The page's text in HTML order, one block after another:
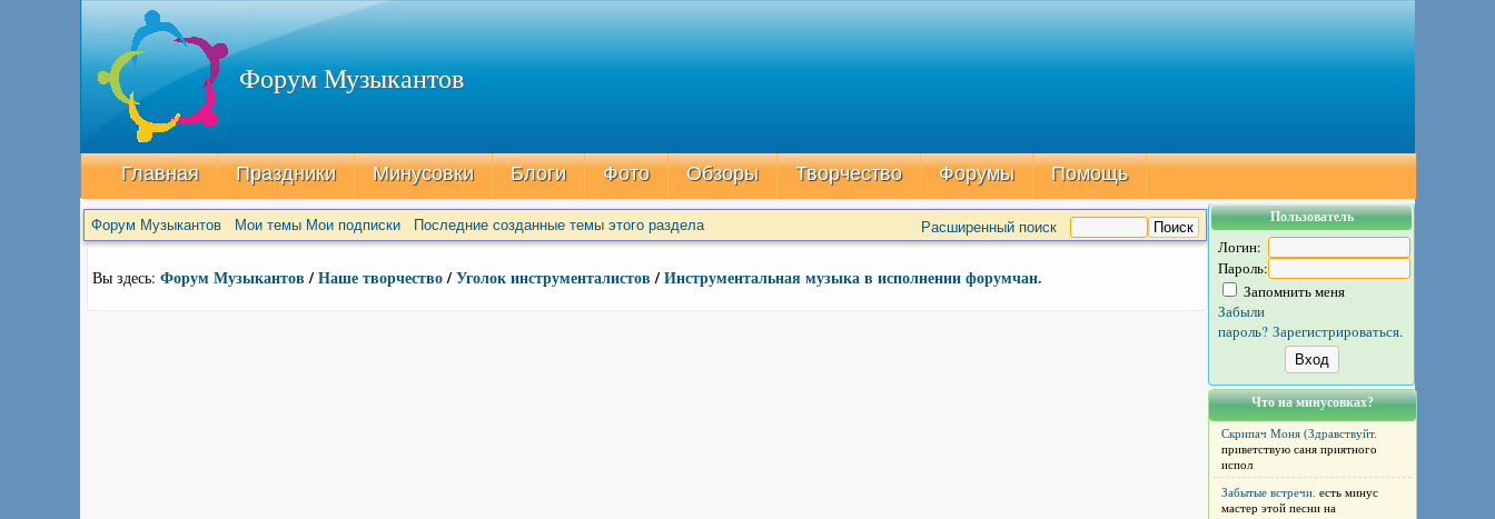
Форум Музыкантов
Главная Праздники Минусовки Блоги Фото Обзоры Творчество Форумы Помощь
Форум Музыкантов Мои темы Мои подписки Последние созданные темы этого раздела Расширенный поиск
Вы здесь: Форум Музыкантов/Наше творчество/Уголок инструменталистов/Инструментальная музыка в исполнении форумчан.
Пользователь
Логин:
Пароль:
Запомнить меня
Забыли
пароль? Зарегистрироваться.
Что на минусовках?
Скрипач Моня (Здравствуйт.
приветствую саня приятного
испол
Забытые встречи. есть минус
мастер этой песни на